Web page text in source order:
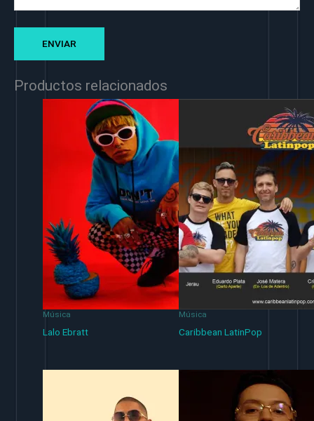
Productos relacionados
Música
Lalo Ebratt
Música
Caribbean LatinPop